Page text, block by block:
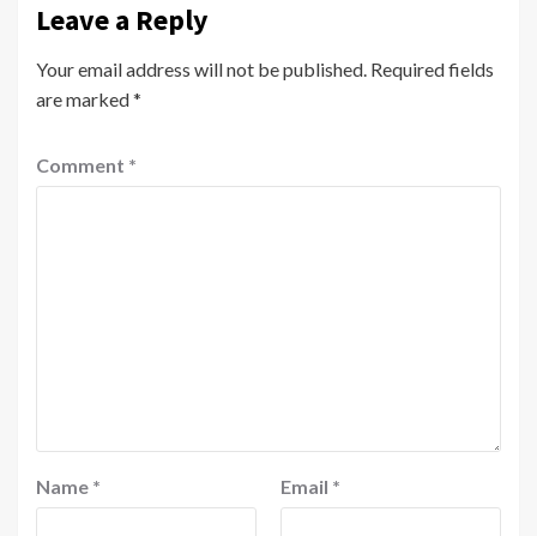
Leave a Reply
Your email address will not be published. Required fields
are marked*
Comment *
Name * Email *